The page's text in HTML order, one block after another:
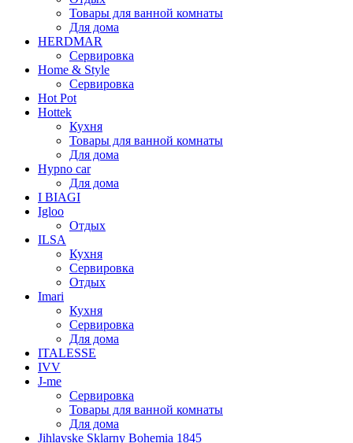
Товары для ванной комнаты
Для дома
HERDMAR
Сервировка
Home & Style
Сервировка
Hot Pot
Hottek
Кухня
Товары для ванной комнаты
Для дома
Hypno car
Для дома
I BIAGI
Igloo
Отдых
ILSA
Кухня
Сервировка
Отдых
Imari
Кухня
Сервировка
Для дома
ITALESSE
IVV
J-me
Сервировка
Товары для ванной комнаты
Для дома
Jihlavske Sklarny Bohemia 1845